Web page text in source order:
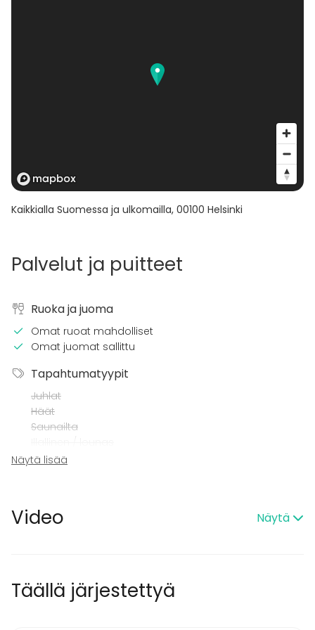
Kaikkialla Suomessa ja ulkomailla, 00100 Helsinki
Palvelut ja puitteet
Ruoka ja juoma
Omat ruoat mahdolliset
Omat juomat sallittu
Tapahtumatyypit
Juhlat
Häät
Saunailta
Kokous
Virkistystilaisuus
Tilatyypit
Näytä lisää
Video Näytä
Täällä järjestettyä